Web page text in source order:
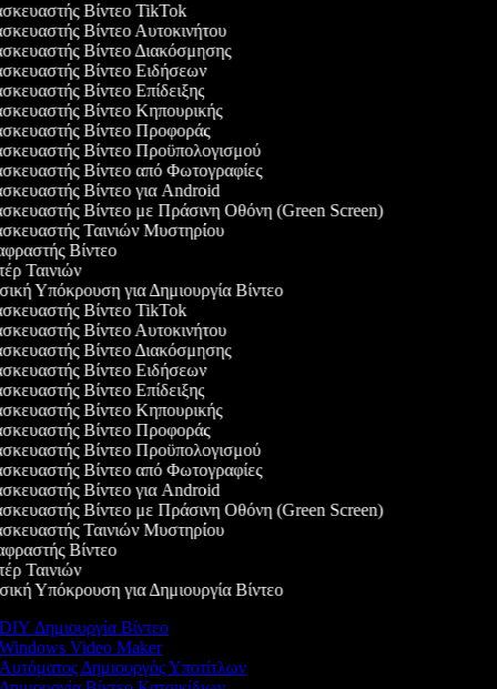
Βίντεο TikTok
Βίντεο Αυτοκινήτου
Βίντεο Διακόσμησης
Βίντεο Ειδήσεων
Βίντεο Επίδειξης
Βίντεο Κηπουρικής
Βίντεο Προφοράς
Βίντεο Προϋπολογισμού
Βίντεο από Φωτογραφίες
Βίντεο για Android
Βίντεο με Πράσινη Οθόνη (Green Screen)
Ταινιών Μυστηρίου
Βίντεο
Ταινιών
Υπόκρουση για Δημιουργία Βίντεο
Βίντεο TikTok
Βίντεο Αυτοκινήτου
Βίντεο Διακόσμησης
Βίντεο Ειδήσεων
Βίντεο Επίδειξης
Βίντεο Κηπουρικής
Βίντεο Προφοράς
Βίντεο Προϋπολογισμού
Βίντεο από Φωτογραφίες
Βίντεο για Android
Βίντεο με Πράσινη Οθόνη (Green Screen)
Ταινιών Μυστηρίου
Βίντεο
Ταινιών
Υπόκρουση για Δημιουργία Βίντεο
Δημιουργία Βίντεο
Video Maker
Δημιουργός Υποτίτλων